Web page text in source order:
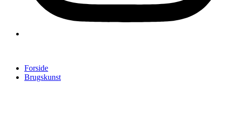
Forside
Brugskunst